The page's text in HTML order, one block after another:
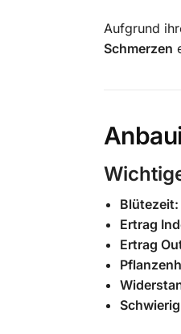
Aufgrund
Schmerzen
Blütezeit:
Ertrag
Ertrag